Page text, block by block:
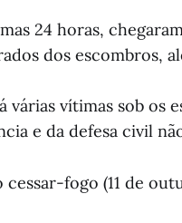
24 horas,
dos escombros,
várias vítimas sob os
e da defesa civil
cessar-fogo (11 de